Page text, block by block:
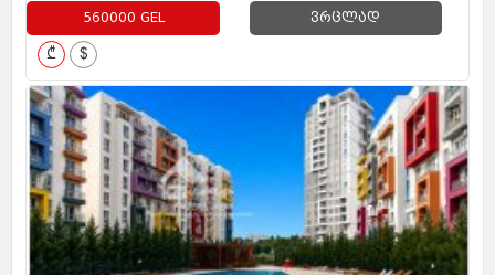
560000 GEL ვრცლად
₾ $